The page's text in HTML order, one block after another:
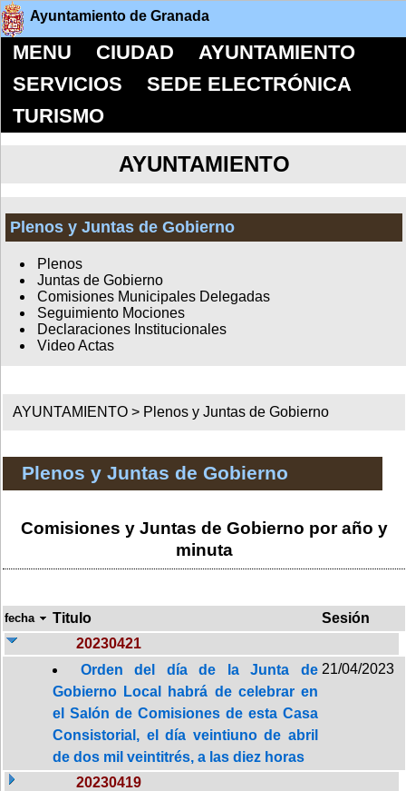
Ayuntamiento de Granada
MENU CIUDAD
AYUNTAMIENTO
SERVICIOS
SEDE ELECTRÓNICA
TURISMO
AYUNTAMIENTO
Plenos y Juntas de Gobierno
Plenos
Juntas de Gobierno
Comisiones Municipales Delegadas
Seguimiento Mociones
Declaraciones Institucionales
Video Actas
AYUNTAMIENTO > Plenos y Juntas de Gobierno
Plenos y Juntas de Gobierno
Comisiones y Juntas de Gobierno por año y
minuta
fecha Titulo
Sesión
20230421
Orden del día de la Junta de
Gobierno Local habrá de celebrar en
el Salón de Comisiones de esta Casa
Consistorial, el día veintiuno de abril
de dos mil veintitrés, a las diez horas
21/04/2023
20230419